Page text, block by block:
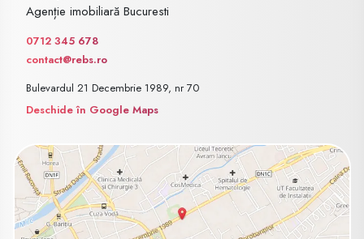
Agenție imobiliară Bucuresti
0712 345 678
contact@rebs.ro
Bulevardul 21 Decembrie 1989, nr 70
Deschide în Google Maps